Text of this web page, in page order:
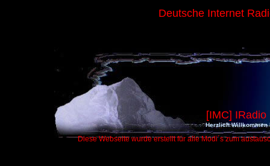
Deutsche Internet
[IMC]
Herzlich Willkommen
Diese Webseite wurde erstellt für alle Modi´s zum